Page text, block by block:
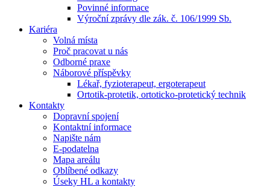
Povinné informace
Výroční zprávy dle zák. č. 106/1999 Sb.
Kariéra
Volná místa
Proč pracovat u nás
Odborné praxe
Náborové příspěvky
Lékař, fyzioterapeut, ergoterapeut
Ortotik-protetik, ortoticko-protetický technik
Kontakty
Dopravní spojení
Kontaktní informace
Napište nám
E-podatelna
Mapa areálu
Oblíbené odkazy
Úseky HL a kontakty